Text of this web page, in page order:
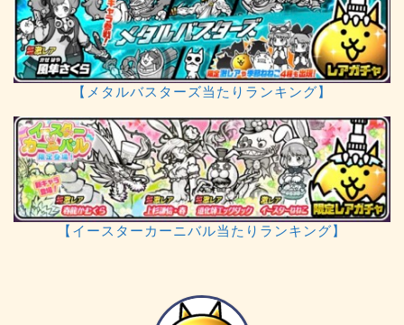
【メタルバスターズ当たりランキング】
【イースターカーニバル当たりランキング】